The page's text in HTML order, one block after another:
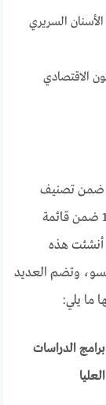
السريري
الاقتصادي
ضمن تصنيف
أفضل الجامعات الصينيه والمرتبة 101 ضمن قائمة
أنشئت هذه
جيانغسو، وتضم العديد
ما يلي:
برامج الدراسات
العليا